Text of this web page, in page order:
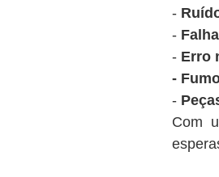
-
-
- Erro
-
-
Com